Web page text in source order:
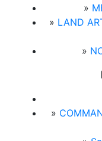
»
» LAND
»
»